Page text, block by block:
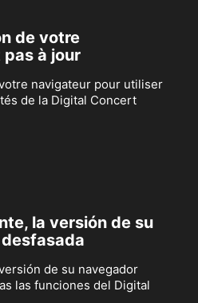
de votre
pas à jour
navigateur pour utiliser
de la Digital Concert
la versión de su
de su navegador
las funciones del Digital